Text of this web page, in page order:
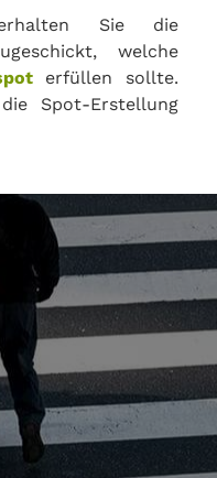
Sie die
welche
erfüllen sollte.
Spot-Erstellung